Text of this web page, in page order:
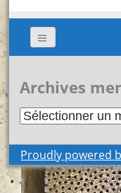
Archives
Archives
Proudly powered